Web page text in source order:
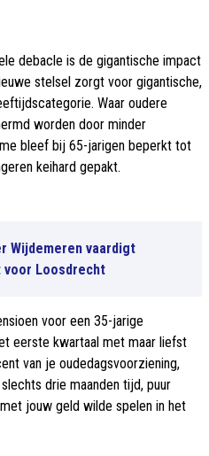
debacle is de gigantische impact
stelsel zorgt voor gigantische,
Waar oudere
worden door minder
bleef bij 65-jarigen beperkt tot
keihard gepakt.
Wijdemeren vaardigt
voor Loosdrecht
voor een 35-jarige
eerste kwartaal met maar liefst
van je oudedagsvoorziening,
drie maanden tijd, puur
jouw geld wilde spelen in het